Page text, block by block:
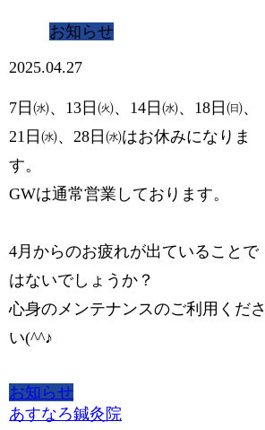
お知らせ
2025.04.27
7日㈬、13日㈫、14日㈬、18日㈰、
21日㈬、28日㈬はお休みになりま
す。
GWは通常営業しております。
4月からのお疲れが出ていることで
はないでしょうか？
心身のメンテナンスのご利用くださ
い(^^♪
お知らせ
あすなろ鍼灸院